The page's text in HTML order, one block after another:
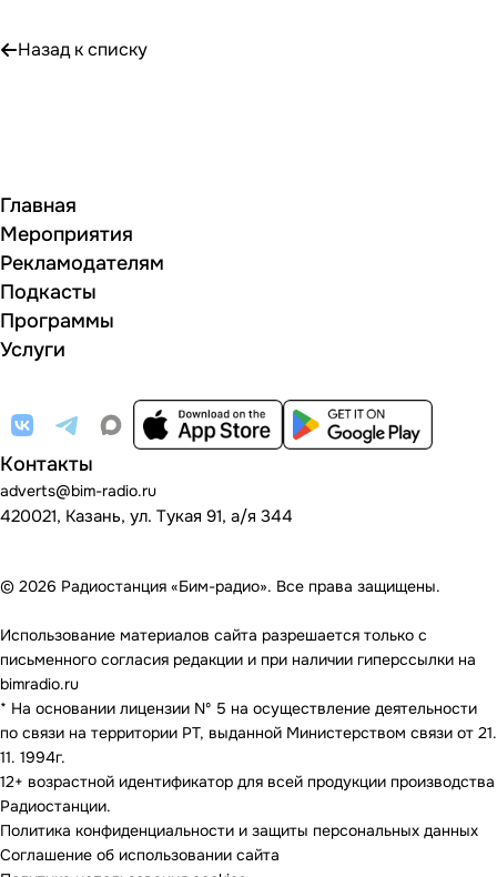
Назад к списку
Главная
Мероприятия
Рекламодателям
Подкасты
Программы
Услуги
Контакты
adverts@bim-radio.ru
420021, Казань, ул. Тукая 91, а/я 344
© 2026 Радиостанция «Бим-радио». Все права защищены.
Использование материалов сайта разрешается только с
письменного согласия редакции и при наличии гиперссылки на
bimradio.ru
* На основании лицензии Nº 5 на осуществление деятельности
по связи на территории РТ, выданной Министерством связи от 21.
11. 1994г.
12+ возрастной идентификатор для всей продукции производства
Радиостанции.
Политика конфиденциальности и защиты персональных данных
Соглашение об использовании сайта